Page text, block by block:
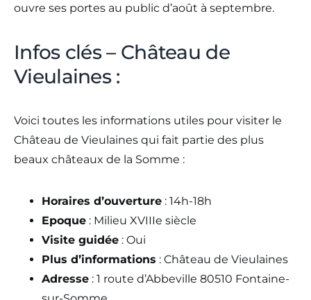
ouvre ses portes au public d’août à septembre.
Infos clés – Château de
Vieulaines :
Voici toutes les informations utiles pour visiter le
Château de Vieulaines qui fait partie des plus
beaux châteaux de la Somme :
Horaires d’ouverture : 14h-18h
Epoque : Milieu XVIIIe siècle
Visite guidée : Oui
Plus d’informations : Château de Vieulaines
Adresse : 1 route d’Abbeville 80510 Fontaine-